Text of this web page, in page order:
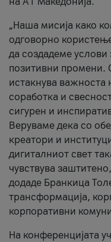
„Наша мисија како
одговорно
да создадеме
позитивни промени.
истакнува важноста
соработка и
сигурен и
Веруваме дека со
креатори и
дигиталниот свет
чувствува
додаде Бранкица
трансформација,
корпоративни
На конференцијата